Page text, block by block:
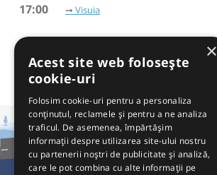
17:00 Visuia
×
Acest site web folosește
cookie-uri
Folosim cookie-uri pentru a personaliza
conținutul, reclamele și pentru a ne analiza
traficul. De asemenea, împărtășim
informații despre utilizarea site-ului nostru
cu partenerii noștri de publicitate și analiză,
care le pot combina cu alte informații pe